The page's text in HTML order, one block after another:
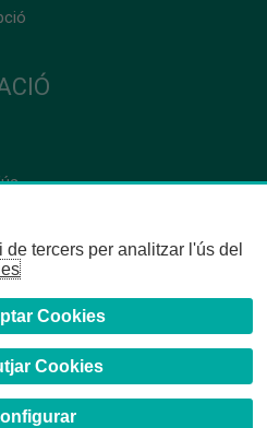
tercers per analitzar l'ús del
Cookies
Cookies